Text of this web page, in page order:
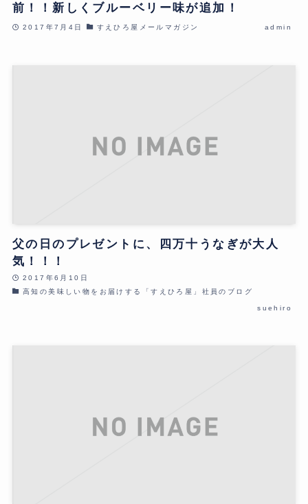
前！！新しくブルーベリー味が追加！
2017年7月4日 すえひろ屋メールマガジン admin
父の日のプレゼントに、四万十うなぎが大人
気！！！
2017年6月10日
高知の美味しい物をお届けする「すえひろ屋」社員のブログ
suehiro